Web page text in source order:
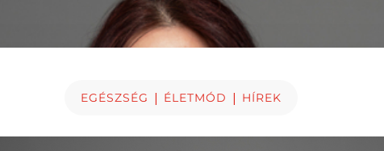
EGÉSZSÉG | ÉLETMÓD | HÍREK